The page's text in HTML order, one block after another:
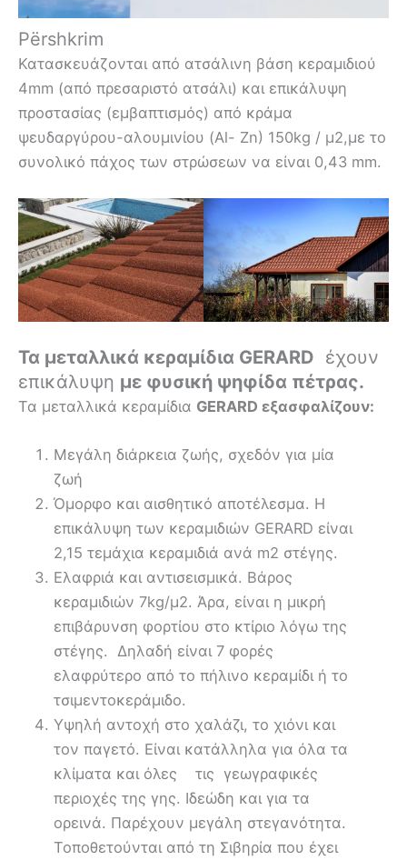
Përshkrim
Κατασκευάζονται από ατσάλινη βάση κεραμιδιού
4mm (από πρεσαριστό ατσάλι) και επικάλυψη
προστασίας (εμβαπτισμός) από κράμα
ψευδαργύρου-αλουμινίου (Al- Zn) 150kg / μ2,με το
συνολικό πάχος των στρώσεων να είναι 0,43 mm.
Τα μεταλλικά κεραμίδια GERARD έχουν
επικάλυψη με φυσική ψηφίδα πέτρας.
Τα μεταλλικά κεραμίδια GERARD εξασφαλίζουν:
Μεγάλη διάρκεια ζωής, σχεδόν για μία
ζωή
Όμορφο και αισθητικό αποτέλεσμα. Η
επικάλυψη των κεραμιδιών GERARD είναι
2,15 τεμάχια κεραμιδιά ανά m2 στέγης.
Ελαφριά και αντισεισμικά. Βάρος
κεραμιδιών 7kg/μ2. Άρα, είναι η μικρή
επιβάρυνση φορτίου στο κτίριο λόγω της
στέγης. Δηλαδή είναι 7 φορές
ελαφρύτερο από το πήλινο κεραμίδι ή το
τσιμεντοκεράμιδο.
Υψηλή αντοχή στο χαλάζι, το χιόνι και
τον παγετό. Είναι κατάλληλα για όλα τα
κλίματα και όλες τις γεωγραφικές
περιοχές της γης. Ιδεώδη και για τα
ορεινά. Παρέχουν μεγάλη στεγανότητα.
Τοποθετούνται από τη Σιβηρία που έχει